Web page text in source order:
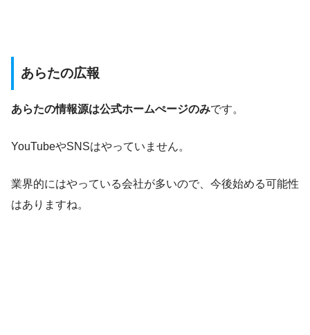
あらたの広報
あらたの情報源は公式ホームぺージのみです。
YouTubeやSNSはやっていません。
業界的にはやっている会社が多いので、今後始める可能性
はありますね。